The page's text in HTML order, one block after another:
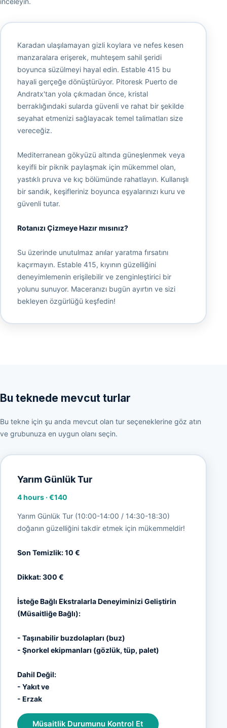
Karadan ulaşılamayan gizli koylara ve nefes kesen
manzaralara erişerek, muhteşem sahil şeridi
boyunca süzülmeyi hayal edin. Estable 415 bu
hayali gerçeğe dönüştürüyor. Pitoresk Puerto de
Andratx'tan yola çıkmadan önce, kristal
berraklığındaki sularda güvenli ve rahat bir şekilde
seyahat etmenizi sağlayacak temel talimatları size
vereceğiz.
Mediterranean gökyüzü altında güneşlenmek veya
keyifli bir piknik paylaşmak için mükemmel olan,
yastıklı pruva ve kıç bölümünde rahatlayın. Kullanışlı
bir sandık, keşifleriniz boyunca eşyalarınızı kuru ve
güvenli tutar.
Rotanızı Çizmeye Hazır mısınız?
Su üzerinde unutulmaz anılar yaratma fırsatını
kaçırmayın. Estable 415, kıyının güzelliğini
deneyimlemenin erişilebilir ve zenginleştirici bir
yolunu sunuyor. Maceranızı bugün ayırtın ve sizi
bekleyen özgürlüğü keşfedin!
Bu teknede mevcut turlar
Bu tekne için şu anda mevcut olan tur seçeneklerine göz atın
ve grubunuza en uygun olanı seçin.
Yarım Günlük Tur
4 hours·€140
Yarım Günlük Tur (10:00-14:00 / 14:30-18:30)
doğanın güzelliğini takdir etmek için mükemmeldir!
Son Temizlik: 10 €
Dikkat: 300 €
İsteğe Bağlı Ekstralarla Deneyiminizi Geliştirin
(Müsaitliğe Bağlı):
- Taşınabilir buzdolapları (buz)
- Şnorkel ekipmanları (gözlük, tüp, palet)
Dahil Değil:
- Yakıt ve
- Erzak
Müsaitlik Durumunu Kontrol Et